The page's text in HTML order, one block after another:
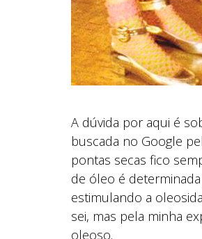
A dúvida por aqui é
buscada no Google
pontas secas fico
de óleo é
estimulando a
sei, mas pela minha
oleoso.